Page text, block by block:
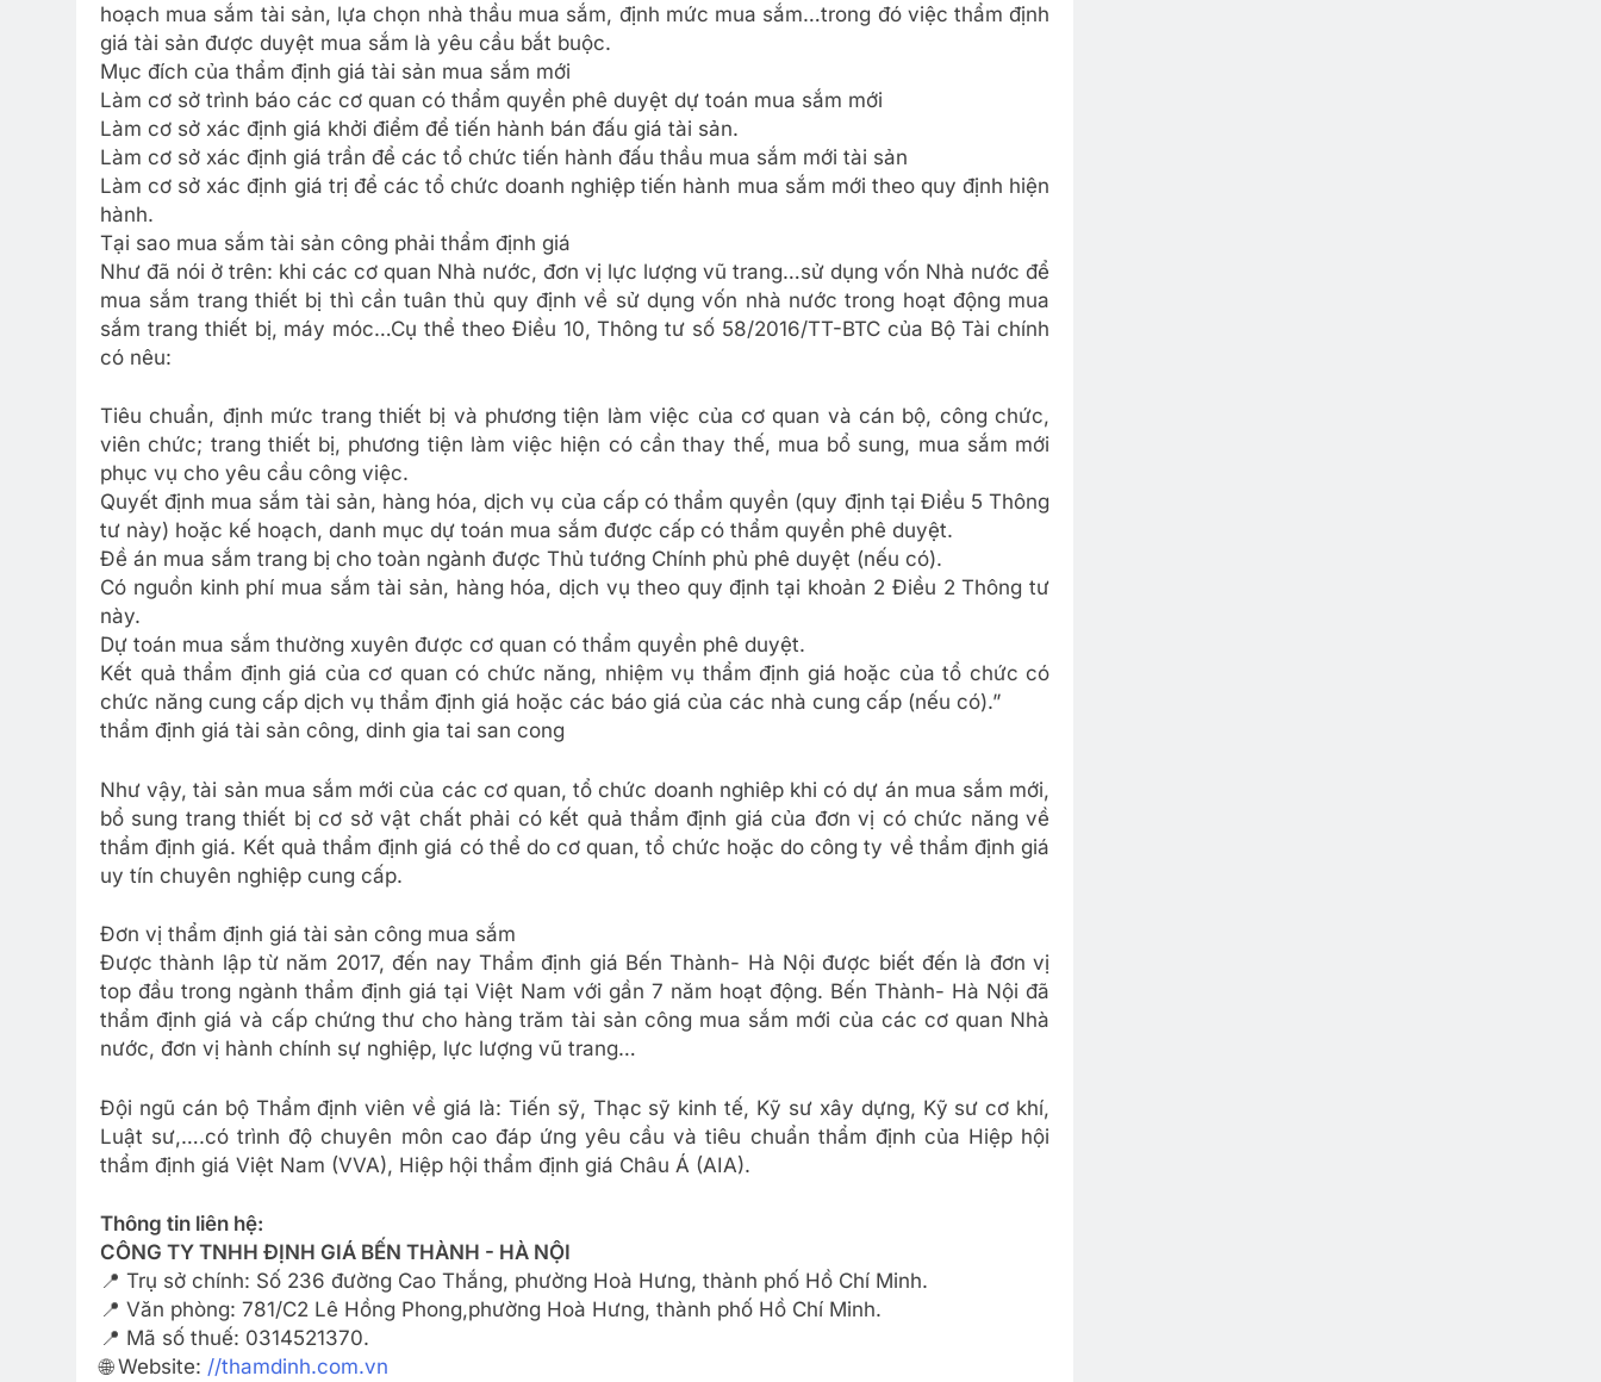
hoạch mua sắm tài sản, lựa chọn nhà thầu mua sắm, định mức mua sắm…trong đó việc thẩm định
giá tài sản được duyệt mua sắm là yêu cầu bắt buộc.
Mục đích của thẩm định giá tài sản mua sắm mới
Làm cơ sở trình báo các cơ quan có thẩm quyền phê duyệt dự toán mua sắm mới
Làm cơ sở xác định giá khởi điểm để tiến hành bán đấu giá tài sản.
Làm cơ sở xác định giá trần để các tổ chức tiến hành đấu thầu mua sắm mới tài sản
Làm cơ sở xác định giá trị để các tổ chức doanh nghiệp tiến hành mua sắm mới theo quy định hiện
hành.
Tại sao mua sắm tài sản công phải thẩm định giá
Như đã nói ở trên: khi các cơ quan Nhà nước, đơn vị lực lượng vũ trang…sử dụng vốn Nhà nước để
mua sắm trang thiết bị thì cần tuân thủ quy định về sử dụng vốn nhà nước trong hoạt động mua
sắm trang thiết bị, máy móc…Cụ thể theo Điều 10, Thông tư số 58/2016/TT-BTC của Bộ Tài chính
có nêu:
Tiêu chuẩn, định mức trang thiết bị và phương tiện làm việc của cơ quan và cán bộ, công chức,
viên chức; trang thiết bị, phương tiện làm việc hiện có cần thay thế, mua bổ sung, mua sắm mới
phục vụ cho yêu cầu công việc.
Quyết định mua sắm tài sản, hàng hóa, dịch vụ của cấp có thẩm quyền (quy định tại Điều 5 Thông
tư này) hoặc kế hoạch, danh mục dự toán mua sắm được cấp có thẩm quyền phê duyệt.
Đề án mua sắm trang bị cho toàn ngành được Thủ tướng Chính phủ phê duyệt (nếu có).
Có nguồn kinh phí mua sắm tài sản, hàng hóa, dịch vụ theo quy định tại khoản 2 Điều 2 Thông tư
này.
Dự toán mua sắm thường xuyên được cơ quan có thẩm quyền phê duyệt.
Kết quả thẩm định giá của cơ quan có chức năng, nhiệm vụ thẩm định giá hoặc của tổ chức có
chức năng cung cấp dịch vụ thẩm định giá hoặc các báo giá của các nhà cung cấp (nếu có).”
thẩm định giá tài sản công, dinh gia tai san cong
Như vậy, tài sản mua sắm mới của các cơ quan, tổ chức doanh nghiêp khi có dự án mua sắm mới,
bổ sung trang thiết bị cơ sở vật chất phải có kết quả thẩm định giá của đơn vị có chức năng về
thẩm định giá. Kết quả thẩm định giá có thể do cơ quan, tổ chức hoặc do công ty về thẩm định giá
uy tín chuyên nghiệp cung cấp.
Đơn vị thẩm định giá tài sản công mua sắm
Được thành lập từ năm 2017, đến nay Thẩm định giá Bến Thành- Hà Nội được biết đến là đơn vị
top đầu trong ngành thẩm định giá tại Việt Nam với gần 7 năm hoạt động. Bến Thành- Hà Nội đã
thẩm định giá và cấp chứng thư cho hàng trăm tài sản công mua sắm mới của các cơ quan Nhà
nước, đơn vị hành chính sự nghiệp, lực lượng vũ trang…
Đội ngũ cán bộ Thẩm định viên về giá là: Tiến sỹ, Thạc sỹ kinh tế, Kỹ sư xây dựng, Kỹ sư cơ khí,
Luật sư,….có trình độ chuyên môn cao đáp ứng yêu cầu và tiêu chuẩn thẩm định của Hiệp hội
thẩm định giá Việt Nam (VVA), Hiệp hội thẩm định giá Châu Á (AIA).
Thông tin liên hệ:
CÔNG TY TNHH ĐỊNH GIÁ BẾN THÀNH - HÀ NỘI
📍 Trụ sở chính: Số 236 đường Cao Thắng, phường Hoà Hưng, thành phố Hồ Chí Minh.
📍 Văn phòng: 781/C2 Lê Hồng Phong,phường Hoà Hưng, thành phố Hồ Chí Minh.
📍 Mã số thuế: 0314521370.
🌐 Website: //thamdinh.com.vn